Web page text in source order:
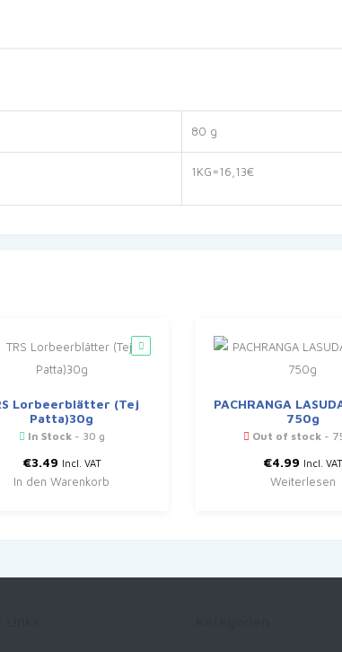
80 g
1KG=16,13€
Lorbeerblätter (Tej
Patta)30g
In Stock- 30 g
€3.49 Incl. VAT
In den Warenkorb
PACHRANGA
750g
Out of stock -
€4.99 Incl. VAT
Weiterlesen